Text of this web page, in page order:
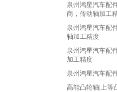
泉州鸿星汽车配
商，传动轴加工
泉州鸿星汽车配
轴加工精度
泉州鸿星汽车配
加工精度
泉州鸿星汽车配
高能凸轮轴|上等